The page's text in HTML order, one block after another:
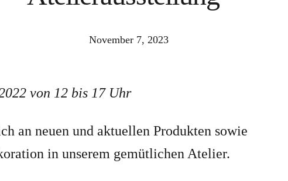
November 7, 2023
von 12 bis 17 Uhr
an neuen und aktuellen Produkten sowie
in unserem gemütlichen Atelier.